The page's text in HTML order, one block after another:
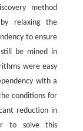
method
relaxing the
to ensure
be mined in
were easy
with a
conditions for
reduction in
to solve this